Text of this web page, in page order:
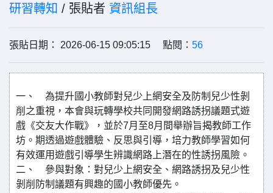
研習轉知 / 張貼者 資訊組長
張貼日期： 2026-06-15 09:05:15 點閱： 56
一、 為提升國小教師對兒少上網安全及防制兒少性剝
削之重視，本會與玩轉學校共同開發網路誘拐議題式遊
戲《交友大作戰》，並於7月至8月間舉辦旨揭教師工作
坊。期透過遊戲體驗、反思與引導，培力教師學習如何
有效運用遊戲引導學生辨識網路上潛在的性誘拐風險。
二、 參與對象：對兒少上網安全、網路誘拐及兒少性
剝削防制議題有興趣的國小教師優先。